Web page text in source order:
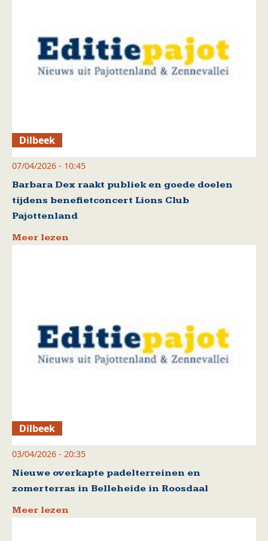
Dilbeek
07/04/2026 - 10:45
Barbara Dex raakt publiek en goede doelen
tijdens benefietconcert Lions Club
Pajottenland
Meer lezen
Dilbeek
03/04/2026 - 20:35
Nieuwe overkapte padelterreinen en
zomerterras in Belleheide in Roosdaal
Meer lezen